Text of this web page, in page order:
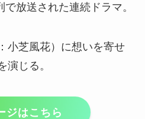
放送された連続ドラマ。
小芝風花）に想いを寄せ
演じる。
ジはこちら